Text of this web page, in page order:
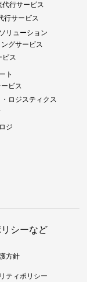
代行サービス
行サービス
リューション
グサービス
ビス
ト
ビス
ロジスティクス
ジ
シーなど
方針
ティポリシー